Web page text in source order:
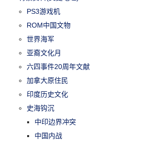
PS3游戏机
ROM中国文物
世界海军
亚裔文化月
六四事件20周年文献
加拿大原住民
印度历史文化
史海钩沉
中印边界冲突
中国内战